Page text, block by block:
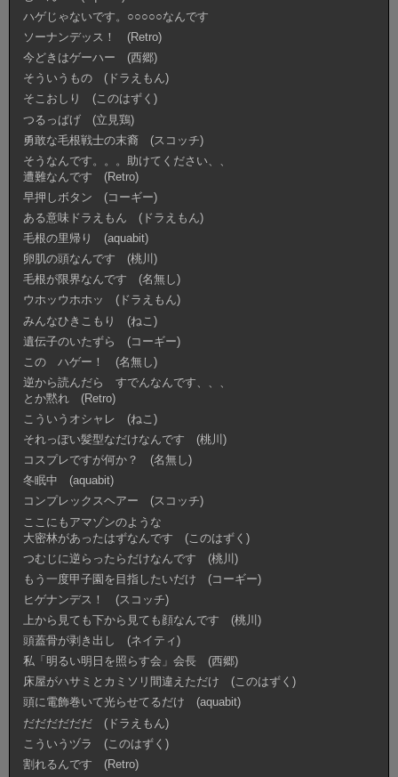
ハゲじゃないです。○○○○○なんです
ソーナンデッス！ (Retro)
今どきはゲーハー (西郷)
そういうもの (ドラえもん)
そこおしり (このはずく)
つるっぱげ (立見鶏)
勇敢な毛根戦士の末裔 (スコッチ)
そうなんです。。。助けてください、、
遭難なんです (Retro)
早押しボタン (コーギー)
ある意味ドラえもん (ドラえもん)
毛根の里帰り (aquabit)
卵肌の頭なんです (桃川)
毛根が限界なんです (名無し)
ウホッウホホッ (ドラえもん)
みんなひきこもり (ねこ)
遺伝子のいたずら (コーギー)
この ハゲー！ (名無し)
逆から読んだら すでんなんです、、、
とか黙れ (Retro)
こういうオシャレ (ねこ)
それっぽい髪型なだけなんです (桃川)
コスプレですが何か？ (名無し)
冬眠中 (aquabit)
コンプレックスヘアー (スコッチ)
ここにもアマゾンのような
大密林があったはずなんです (このはずく)
つむじに逆らったらだけなんです (桃川)
もう一度甲子園を目指したいだけ (コーギー)
ヒゲナンデス！ (スコッチ)
上から見ても下から見ても顔なんです (桃川)
頭蓋骨が剥き出し (ネイティ)
私「明るい明日を照らす会」会長 (西郷)
床屋がハサミとカミソリ間違えただけ (このはずく)
頭に電飾巻いて光らせてるだけ (aquabit)
だだだだだだ (ドラえもん)
こういうヅラ (このはずく)
割れるんです (Retro)